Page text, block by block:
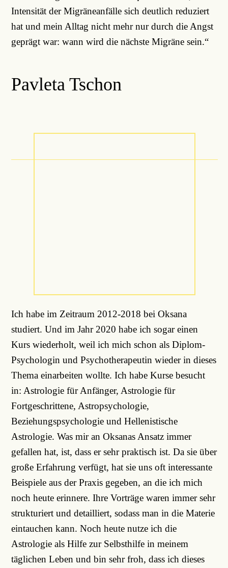
Intensität der Migräneanfälle sich deutlich reduziert
hat und mein Alltag nicht mehr nur durch die Angst
geprägt war: wann wird die nächste Migräne sein.“
Pavleta Tschon
Ich habe im Zeitraum 2012-2018 bei Oksana
studiert. Und im Jahr 2020 habe ich sogar einen
Kurs wiederholt, weil ich mich schon als Diplom-
Psychologin und Psychotherapeutin wieder in dieses
Thema einarbeiten wollte. Ich habe Kurse besucht
in: Astrologie für Anfänger, Astrologie für
Fortgeschrittene, Astropsychologie,
Beziehungspsychologie und Hellenistische
Astrologie. Was mir an Oksanas Ansatz immer
gefallen hat, ist, dass er sehr praktisch ist. Da sie über
große Erfahrung verfügt, hat sie uns oft interessante
Beispiele aus der Praxis gegeben, an die ich mich
noch heute erinnere. Ihre Vorträge waren immer sehr
strukturiert und detailliert, sodass man in die Materie
eintauchen kann. Noch heute nutze ich die
Astrologie als Hilfe zur Selbsthilfe in meinem
täglichen Leben und bin sehr froh, dass ich dieses